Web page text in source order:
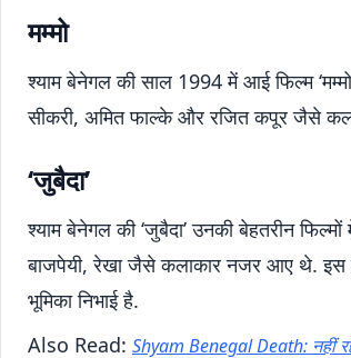
मम्मो
श्याम बेनेगल की साल 1994 में आई फिल्म
सीकरी, अमित फाल्के और रजित कपूर जैसे
‘जुबैदा’
श्याम बेनेगल की ‘जुबैदा’ उनकी बेहतरीन
बाजपेयी, रेखा जैसे कलाकार नजर आए थे. इस
भूमिका निभाई है.
Also Read: Shyam Benegal Death: नहीं